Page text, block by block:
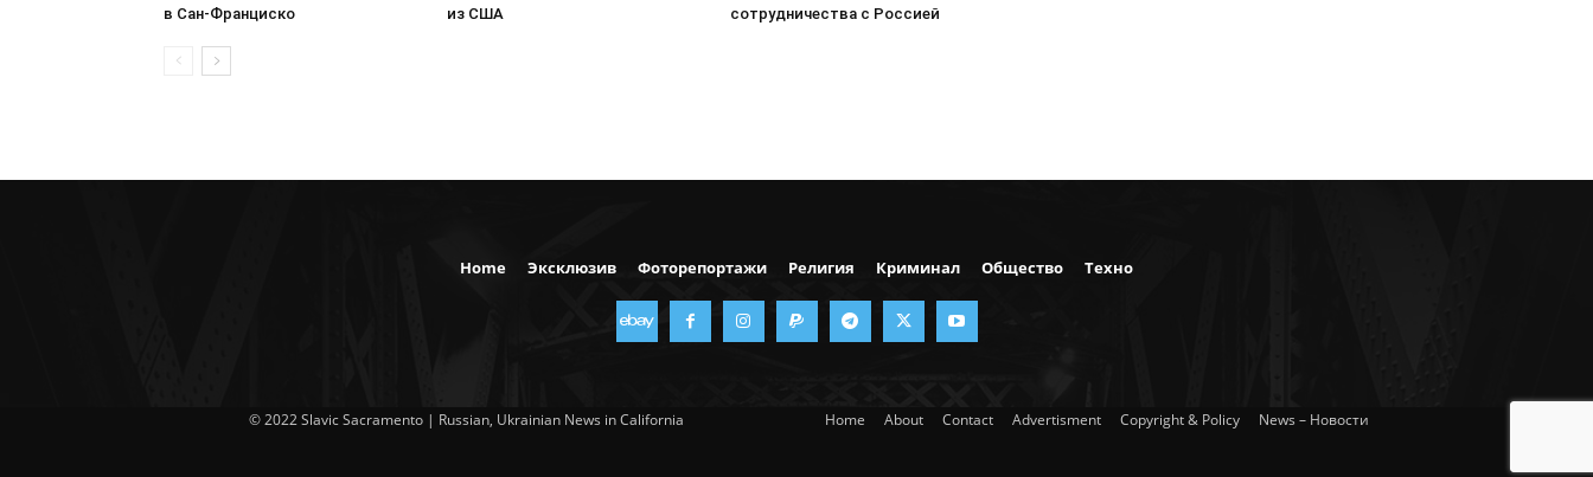
в Сан-Франциско
из США
сотрудничества с Россией
Home Эксклюзив Фоторепортажи Религия Криминал Общество Техно
© 2022 Slavic Sacramento | Russian, Ukrainian News in California Home About Contact Advertisment Copyright & Policy News – Новости